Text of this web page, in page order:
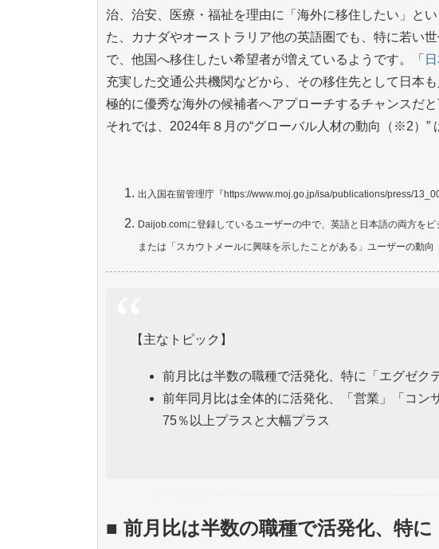
治、治安、医療・福祉を理由に「海外に移住したい」と
た、カナダやオーストラリア他の英語圏でも、特に若い
で、他国へ移住したい希望者が増えているようです。「
充実した交通公共機関などから、その移住先として日本
極的に優秀な海外の候補者へアプローチするチャンスだと
それでは、2024年８月の“グローバル人材の動向（※2）”
出入国在留管理庁『 https://www.moj.go.jp/isa/publications/press/
Daijob.comに登録しているユーザーの中で、英語と日本語の両方を
または「スカウトメールに興味を示したことがある」ユーザーの動向
【 主なトピック】
前月比は半数の職種で活発化、特に「エグゼク
前年同月比は全体的に活発化、「営業」「コン
75％以上プラスと大幅プラス
■ 前月比は半数の職種で活発化、特に